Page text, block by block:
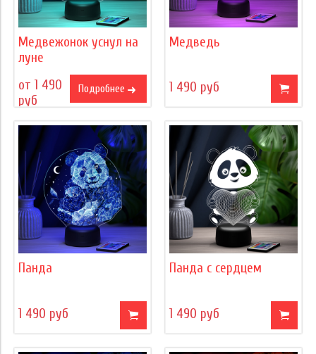
Медвежонок уснул на
луне
от 1 490
руб
Подробнее
Медведь
1 490 руб
Панда
1 490 руб
Панда с сердцем
1 490 руб